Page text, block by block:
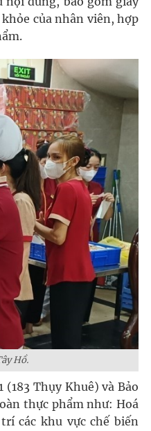
của nhân viên, hợp
Hồ.
Thụy Khuê) và Bảo
thực phẩm như: Hoá
các khu vực chế biến